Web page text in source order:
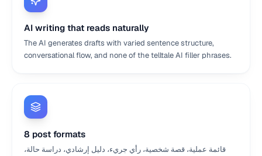
AI writing that reads naturally
The AI generates drafts with varied sentence structure,
conversational flow, and none of the telltale AI filler phrases.
8 post formats
قائمة عملية، قصة شخصية، رأي جريء، دليل إرشادي، دراسة حالة،